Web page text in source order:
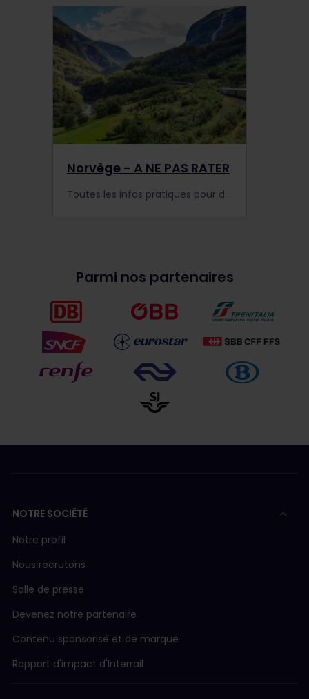
Norvège - A NE PAS RATER
Toutes les infos pratiques pour découvrir la Norvège en train : les sites à visiter, les trains, les avantages supplémentaires du pass ou encore la recherche d'hébergement.
Parmi nos partenaires
NOTRE SOCIÉTÉ
Notre profil
Nous recrutons
Salle de presse
Devenez notre partenaire
Contenu sponsorisé et de marque
Rapport d'impact d'Interrail